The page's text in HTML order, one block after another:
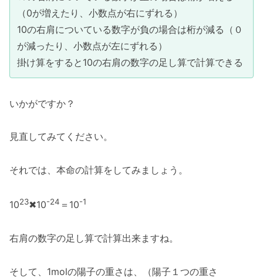
（0が増えたり、小数点が右にずれる）
10の右肩についている数字が負の場合は桁が減る（０
が減ったり、小数点が左にずれる）
掛け算をすると10の右肩の数字の足し算で計算できる
いかがですか？
見直してみてください。
それでは、本命の計算をしてみましょう。
1023✖10-24 ＝10-1
右肩の数字の足し算で計算出来ますね。
そして、1molの陽子の重さは、（陽子１つの重さ